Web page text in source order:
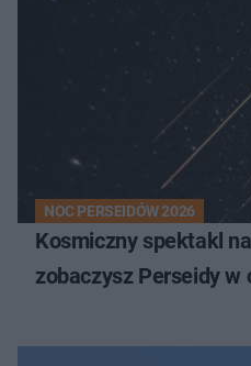
NOC PERSEIDÓW 2026
Kosmiczny spektakl
zobaczysz Perseidy w